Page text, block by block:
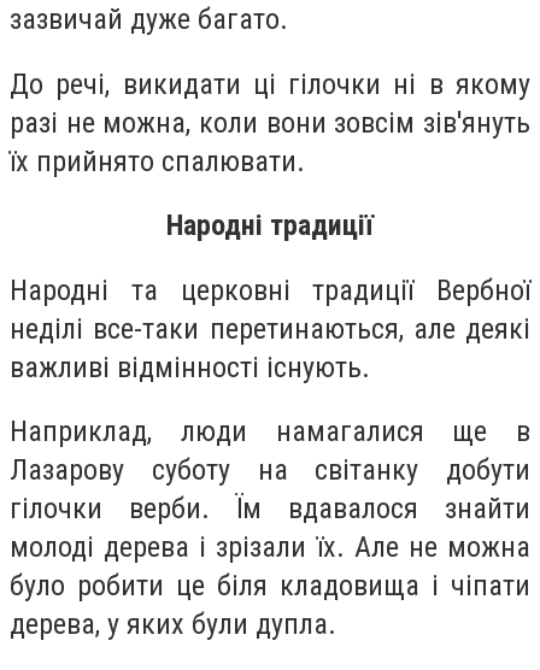
зазвичай дуже багато.
До речі, викидати ці гілочки ні в якому
разі не можна, коли вони зовсім зів'януть
їх прийнято спалювати.
Народні традиції
Народні та церковні традиції Вербної
неділі все-таки перетинаються, але деякі
важливі відмінності існують.
Наприклад, люди намагалися ще в
Лазарову суботу на світанку добути
гілочки верби. Їм вдавалося знайти
молоді дерева і зрізали їх. Але не можна
було робити це біля кладовища і чіпати
дерева, у яких були дупла.